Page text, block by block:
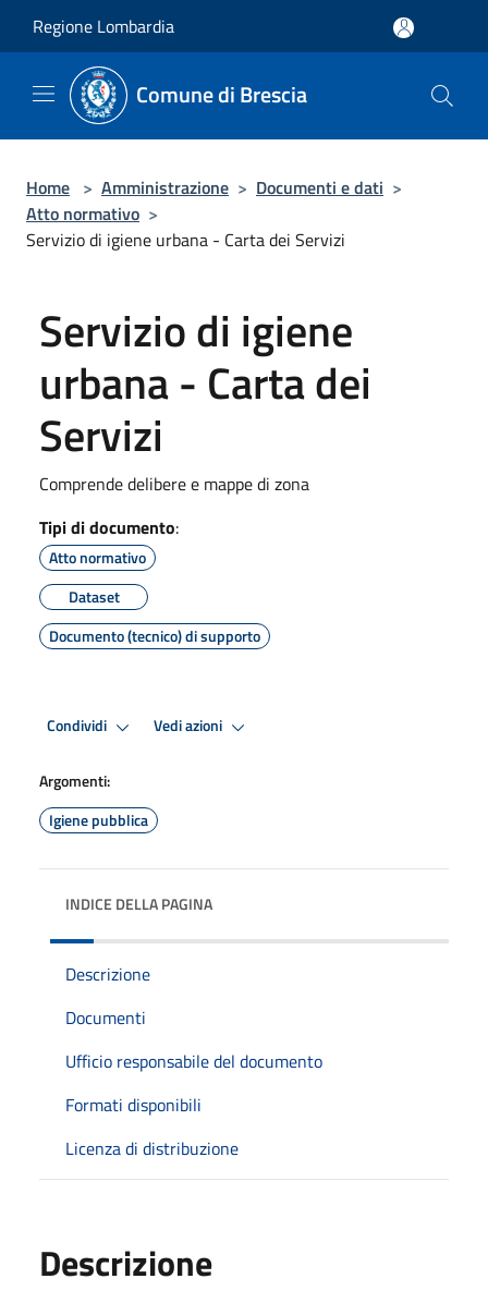
Regione Lombardia
Comune di Brescia
Home > Amministrazione > Documenti e dati >
Atto normativo >
​​​​​​​​Servizio di igiene urbana - Carta dei Servizi
​​​​​​​​Servizio di igiene
urbana - Carta dei
Servizi
Comprende delibere e mappe di zona
Tipi di documento:
Atto normativo
Dataset
Documento (tecnico) di supporto
Condividi Vedi azioni
Argomenti:
Igiene pubblica
INDICE DELLA PAGINA
Descrizione
Documenti
Ufficio responsabile del documento
Formati disponibili
Licenza di distribuzione
Descrizione